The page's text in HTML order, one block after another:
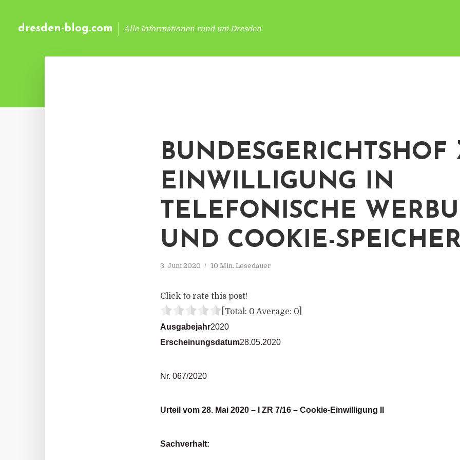
dresden-blog.com Alle Informationen rund um Dresden
BUNDESGERICHTSHOF
EINWILLIGUNG IN
TELEFONISCHE
UND COOKIE-
3. Juni 2020 10 Min. Lesedauer
Click to rate this post!
[Total: 0 Average: 0
Ausgabejahr2020
Erscheinungsdatum28.05.2020
Nr. 067/2020
Urteil vom 28. Mai 2020 – I ZR 7/16 – Cookie-Einwilligung II
Sachverhalt: